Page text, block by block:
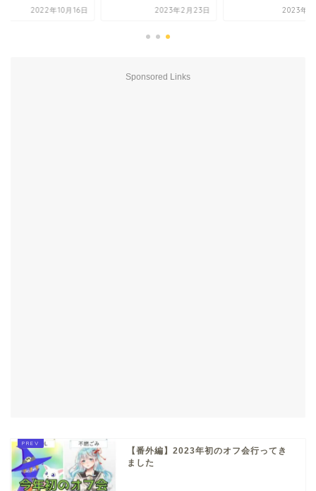
2022年10月16日 2023年2月23日 2023年5
Sponsored Links
【番外編】2023年初のオフ会行ってき
ました